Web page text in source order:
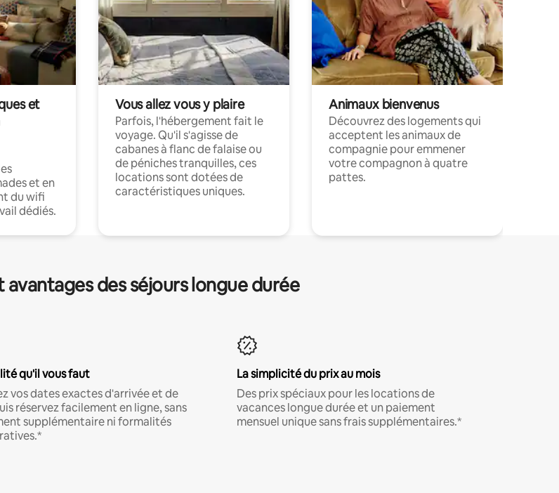
et
et en
du wifi
dédiés.
Vous allez vous y plaire
Parfois, l'hébergement fait le
voyage. Qu'il s'agisse de
cabanes à flanc de falaise ou
de péniches tranquilles, ces
locations sont dotées de
caractéristiques uniques.
Animaux bienvenus
Découvrez des logements qui
acceptent les animaux de
compagnie pour emmener
votre compagnon à quatre
pattes.
des séjours longue durée
qu'il vous faut
vos dates exactes d'arrivée et de
réservez facilement en ligne, sans
supplémentaire ni formalités
La simplicité du prix au mois
Des prix spéciaux pour les locations de
vacances longue durée et un paiement
mensuel unique sans frais supplémentaires.*